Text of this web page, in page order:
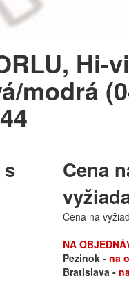
Hi-
modrá
s
Cena
Cena na
NA
Pezinok - na
Bratislava -